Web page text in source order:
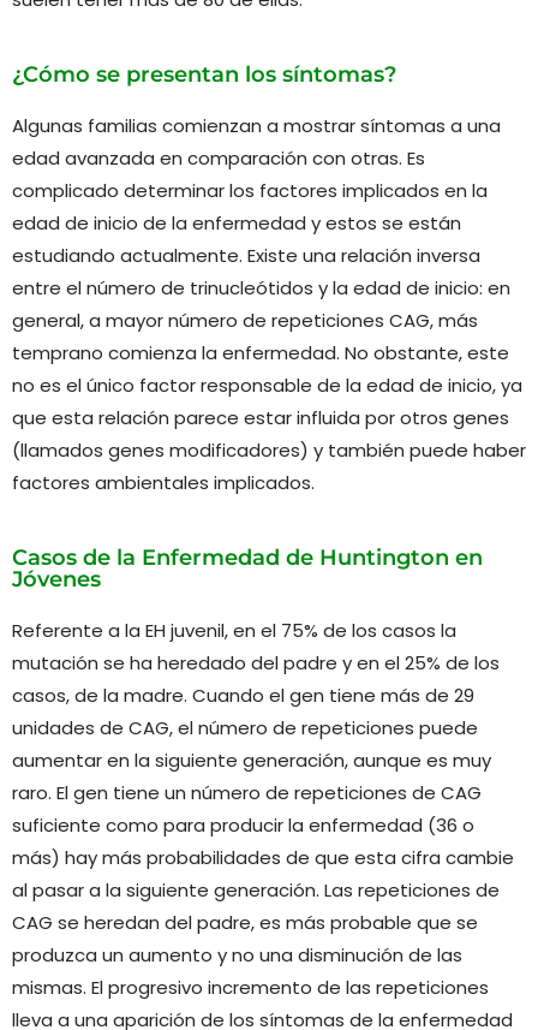
¿Cómo se presentan los síntomas?
Algunas familias comienzan a mostrar síntomas a una
edad avanzada en comparación con otras. Es
complicado determinar los factores implicados en la
edad de inicio de la enfermedad y estos se están
estudiando actualmente. Existe una relación inversa
entre el número de trinucleótidos y la edad de inicio: en
general, a mayor número de repeticiones CAG, más
temprano comienza la enfermedad. No obstante, este
no es el único factor responsable de la edad de inicio, ya
que esta relación parece estar influida por otros genes
(llamados genes modificadores) y también puede haber
factores ambientales implicados.
Casos de la Enfermedad de Huntington en
Jóvenes
Referente a la EH juvenil, en el 75% de los casos la
mutación se ha heredado del padre y en el 25% de los
casos, de la madre. Cuando el gen tiene más de 29
unidades de CAG, el número de repeticiones puede
aumentar en la siguiente generación, aunque es muy
raro. El gen tiene un número de repeticiones de CAG
suficiente como para producir la enfermedad (36 o
más) hay más probabilidades de que esta cifra cambie
al pasar a la siguiente generación. Las repeticiones de
CAG se heredan del padre, es más probable que se
produzca un aumento y no una disminución de las
mismas. El progresivo incremento de las repeticiones
lleva a una aparición de los síntomas de la enfermedad